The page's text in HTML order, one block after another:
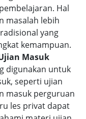
Hal
masalah lebih
yang
kemampuan.
Masuk
digunakan untuk
seperti ujian
masuk perguruan
les privat dapat